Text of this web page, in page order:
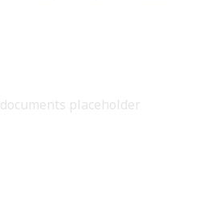
documents placeholder